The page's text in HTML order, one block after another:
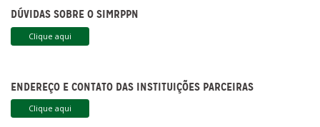
DÚVIDAS SOBRE O SIMRPPN
Clique aqui
ENDEREÇO E CONTATO DAS INSTITUIÇÕES PARCEIRAS
Clique aqui